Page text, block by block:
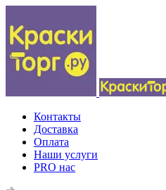
Контакты
Доставка
Оплата
Наши услуги
PRO нас